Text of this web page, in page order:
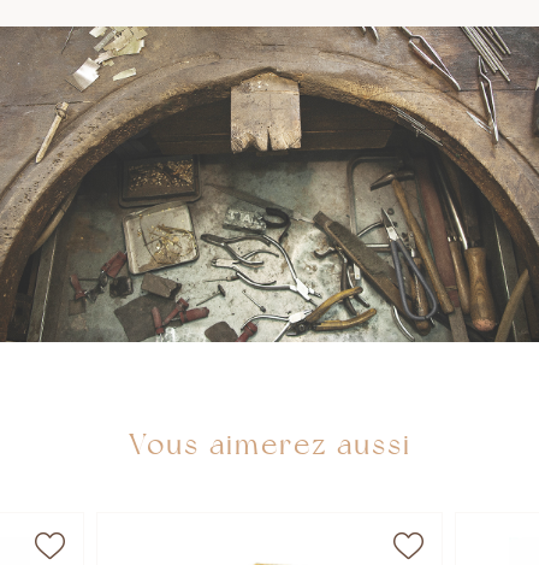
Vous aimerez aussi